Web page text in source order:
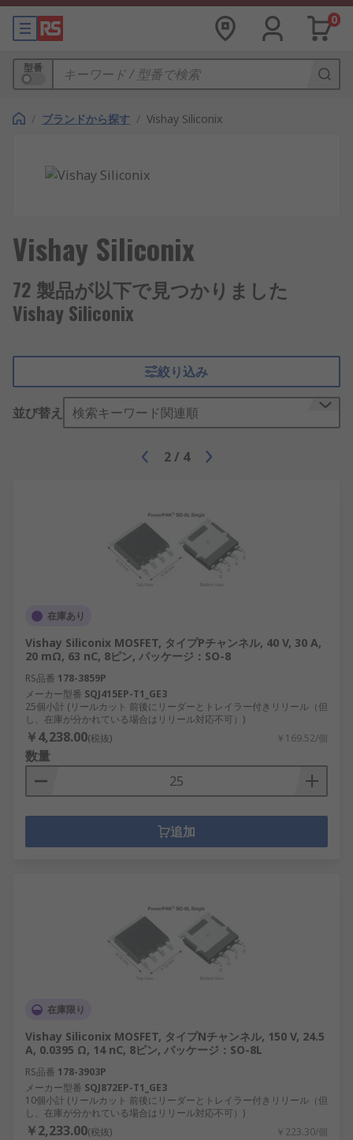
0
型番
/ ブランドから探す / Vishay Siliconix
Vishay Siliconix
72 製品が以下で見つかりました
Vishay Siliconix
絞り込み
並び替え 検索キーワード関連順
2 / 4
在庫あり
Vishay Siliconix MOSFET, タイプPチャンネル, 40 V, 30 A,
20 mΩ, 63 nC, 8ピン, パッケージ：SO-8
RS品番 178-3859P
メーカー型番 SQJ415EP-T1_GE3
25個小計 (リールカット 前後にリーダーとトレイラー付きリリール（但
し、在庫が分かれている場合はリリール対応不可）)
￥4,238.00(税抜) ￥169.52/個
数量
追加
在庫限り
Vishay Siliconix MOSFET, タイプNチャンネル, 150 V, 24.5
A, 0.0395 Ω, 14 nC, 8ピン, パッケージ：SO-8L
RS品番 178-3903P
メーカー型番 SQJ872EP-T1_GE3
10個小計 (リールカット 前後にリーダーとトレイラー付きリリール（但
し、在庫が分かれている場合はリリール対応不可）)
￥2,233.00(税抜) ￥223.30/個